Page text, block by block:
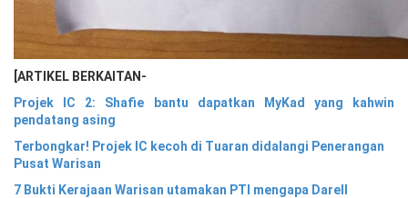
[ARTIKEL BERKAITAN-
Projek IC 2: Shafie bantu dapatkan MyKad yang kahwin
pendatang asing
Terbongkar! Projek IC kecoh di Tuaran didalangi Penerangan
Pusat Warisan
7 Bukti Kerajaan Warisan utamakan PTI mengapa Darell